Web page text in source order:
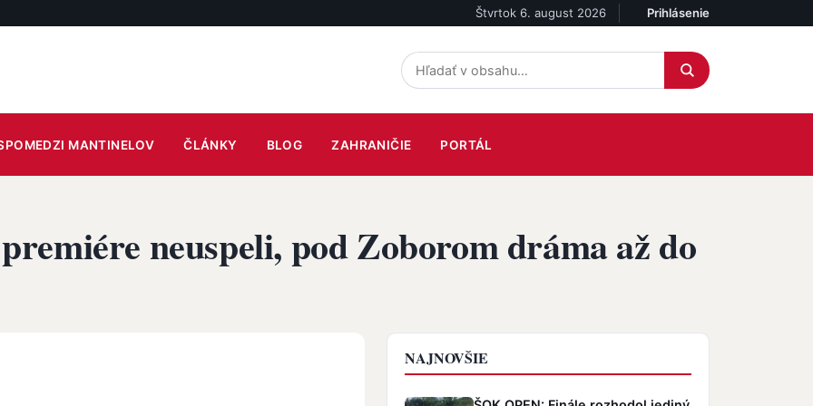
Štvrtok 6. august 2026 Účet
Prihlásenie
MANTINELOV ČLÁNKY BLOG ZAHRANIČIE PORTÁL
neuspeli, pod Zoborom dráma až do
NAJNOVŠIE